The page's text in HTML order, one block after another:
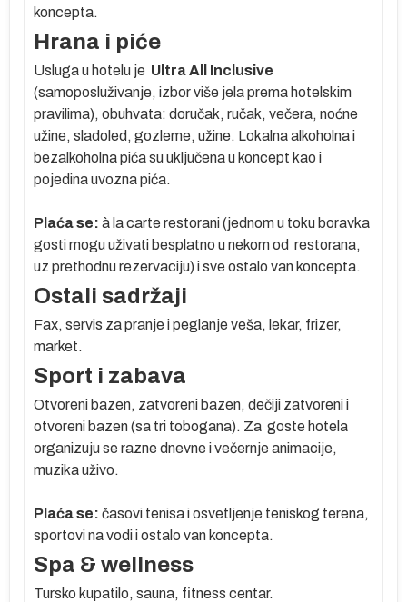
koncepta.
Hrana i piće
Usluga u hotelu je Ultra All Inclusive
(samoposluživanje, izbor više jela prema hotelskim
pravilima), obuhvata: doručak, ručak, večera, noćne
užine, sladoled, gozleme, užine. Lokalna alkoholna i
bezalkoholna pića su uključena u koncept kao i
pojedina uvozna pića.
Plaća se: à la carte restorani (jednom u toku boravka
gosti mogu uživati besplatno u nekom od restorana,
uz prethodnu rezervaciju) i sve ostalo van koncepta.
Ostali sadržaji
Fax, servis za pranje i peglanje veša, lekar, frizer,
market.
Sport i zabava
Otvoreni bazen, zatvoreni bazen, dečiji zatvoreni i
otvoreni bazen (sa tri tobogana). Za goste hotela
organizuju se razne dnevne i večernje animacije,
muzika uživo.
Plaća se: časovi tenisa i osvetljenje teniskog terena,
sportovi na vodi i ostalo van koncepta.
Spa & wellness
Tursko kupatilo, sauna, fitness centar.